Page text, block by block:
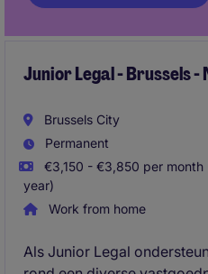
Junior Legal - Brussels -
Brussels City
Permanent
€3,150 - €3,850 per
year)
Work from home
Als Junior Legal